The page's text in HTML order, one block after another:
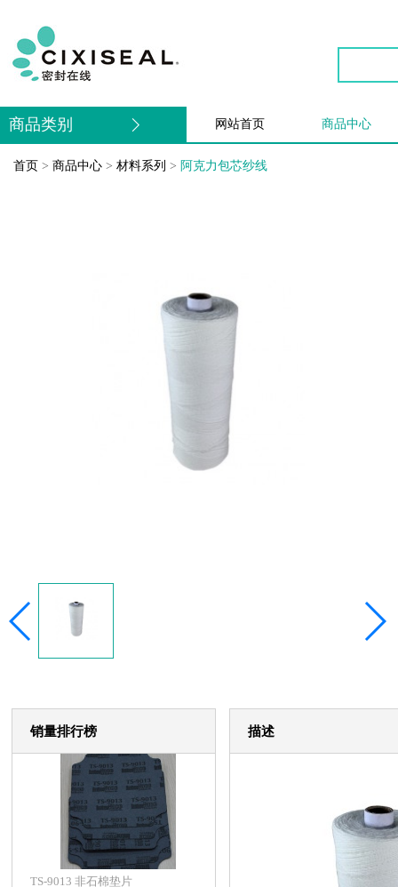
商品类别 网站首页 商品中心
首页 > 商品中心 > 材料系列 > 阿克力包芯纱线
销量排行榜
TS-9013 非石棉垫片
描述